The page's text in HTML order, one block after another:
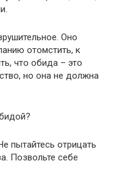
Оно
отомстить, к
что обида – это
но она не должна
пытайтесь отрицать
Позвольте себе